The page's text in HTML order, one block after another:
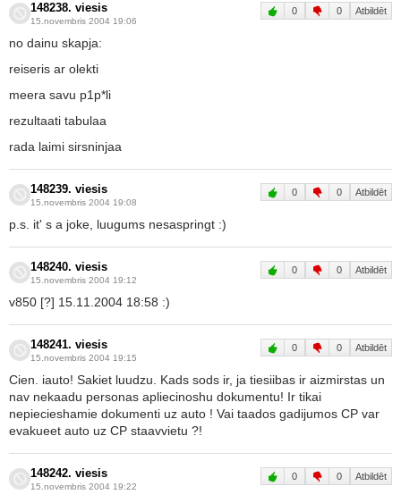
148238. viesis
15.novembris 2004 19:06
0 0 Atbildēt
no dainu skapja:
reiseris ar olekti
meera savu p1p*li
rezultaati tabulaa
rada laimi sirsninjaa
148239. viesis
15.novembris 2004 19:08
0 0 Atbildēt
p.s. it' s a joke, luugums nesaspringt :)
148240. viesis
15.novembris 2004 19:12
0 0 Atbildēt
v850 [?] 15.11.2004 18:58 :)
148241. viesis
15.novembris 2004 19:15
0 0 Atbildēt
Cien. iauto! Sakiet luudzu. Kads sods ir, ja tiesiibas ir aizmirstas un
nav nekaadu personas apliecinoshu dokumentu! Ir tikai
nepiecieshamie dokumenti uz auto ! Vai taados gadijumos CP var
evakueet auto uz CP staavvietu ?!
148242. viesis
15.novembris 2004 19:22
0 0 Atbildēt